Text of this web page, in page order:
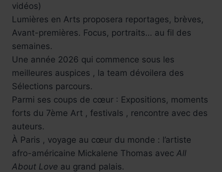
vidéos)
Lumières en Arts proposera reportages, brèves,
Avant-premières. Focus, portraits… au fil des
semaines.
Une année 2026 qui commence sous les
meilleures auspices , la team dévoilera des
Sélections parcours.
Parmi ses coups de cœur : Expositions, moments
forts du 7ème Art , festivals , rencontre avec des
auteurs.
À Paris , voyage au cœur du monde : l’artiste
afro-américaine Mickalene Thomas avec All
About Love au grand palais.